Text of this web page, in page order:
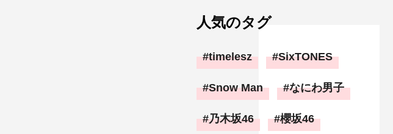
人気のタグ
timelesz SixTONES
Snow Man なにわ男子
乃木坂46 櫻坂46